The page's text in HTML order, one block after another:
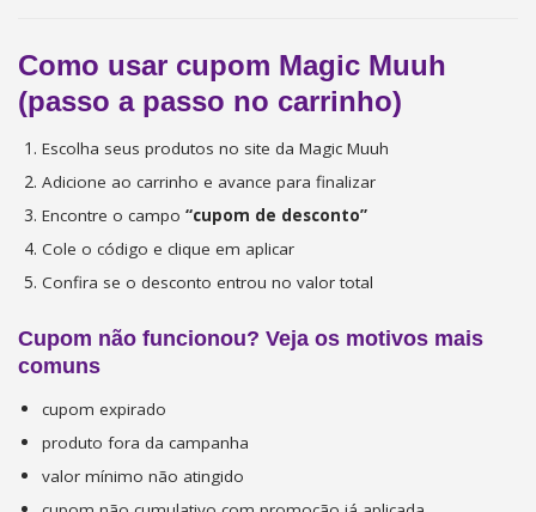
Como usar cupom Magic Muuh
(passo a passo no carrinho)
Escolha seus produtos no site da Magic Muuh
Adicione ao carrinho e avance para finalizar
Encontre o campo “cupom de desconto”
Cole o código e clique em aplicar
Confira se o desconto entrou no valor total
Cupom não funcionou? Veja os motivos mais
comuns
cupom expirado
produto fora da campanha
valor mínimo não atingido